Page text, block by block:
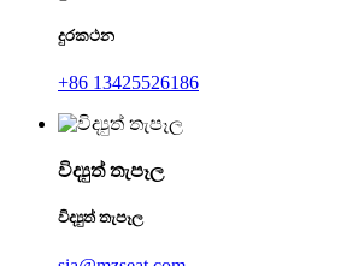
දුරකථන
+86 13425526186
විද්‍යුත් තැපෑල
විද්‍යුත් තැපෑල